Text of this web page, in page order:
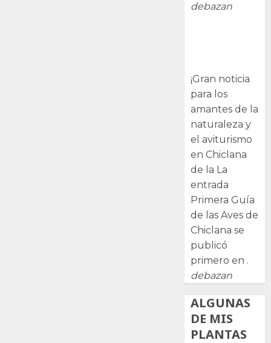
debazan
¡Gran noticia
para los
amantes de la
naturaleza y
el aviturismo
en Chiclana
de la La
entrada
Primera Guía
de las Aves de
Chiclana se
publicó
primero en .
debazan
ALGUNAS
DE MIS
PLANTAS